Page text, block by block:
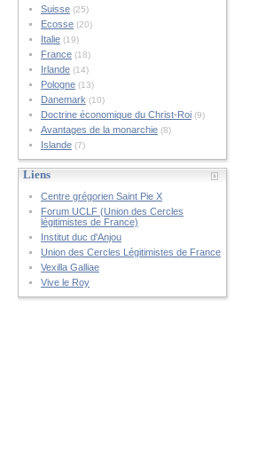
Suisse(25)
Ecosse(20)
Italie(19)
France(18)
Irlande(14)
Pologne(13)
Danemark (10)
Doctrine économique du Christ-Roi(9)
Avantages de la monarchie(8)
Islande(7)
Liens
Centre grégorien Saint Pie X
Forum UCLF (Union des Cercles
légitimistes de France)
Institut duc d'Anjou
Union des Cercles Légitimistes de France
Vexilla Galliae
Vive le Roy